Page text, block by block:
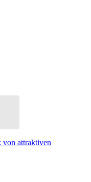
von attraktiven